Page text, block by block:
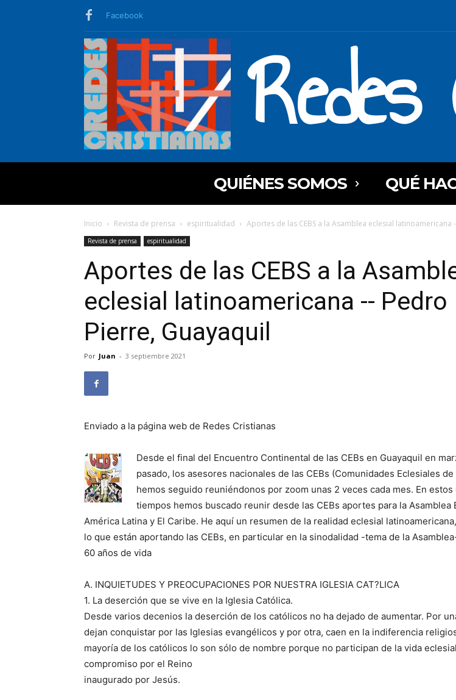
Facebook
QUIÉNES SOMOS QUÉ
Inicio Revista de prensa espiritualidad Aportes de las CEBS a la Asamblea eclesial latinoamericana
Revista de prensa espiritualidad
Aportes de las CEBS a la
eclesial latinoamericana -- Pedro
Pierre, Guayaquil
Por Juan - 3 septiembre 2021
Enviado a la página web de Redes Cristianas
Desde el final del Encuentro Continental de las CEBs en Guayaquil en
pasado, los asesores nacionales de las CEBs (Comunidades Eclesiales de
hemos seguido reuniéndonos por zoom unas 2 veces cada mes. En estos
tiempos hemos buscado reunir desde las CEBs aportes para la Asamblea
América Latina y El Caribe. He aquí un resumen de la realidad eclesial
lo que están aportando las CEBs, en particular en la sinodalidad -tema de la
60 años de vida
A. INQUIETUDES Y PREOCUPACIONES POR NUESTRA IGLESIA CAT?LICA
1. La deserción que se vive en la Iglesia Católica.
Desde varios decenios la deserción de los católicos no ha dejado de aumentar. Por
dejan conquistar por las Iglesias evangélicos y por otra, caen en la indiferencia
mayoría de los católicos lo son sólo de nombre porque no participan de la vida
compromiso por el Reino
inaugurado por Jesús.